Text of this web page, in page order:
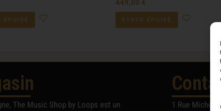
ÉPUISÉ
449,00 €
STOCK ÉPUISÉ
The Music Shop by Loops est un
1 Rue Michel